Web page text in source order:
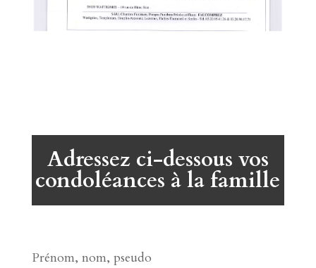
Adressez ci-dessous vos
condoléances à la famille
Prénom, nom, pseudo